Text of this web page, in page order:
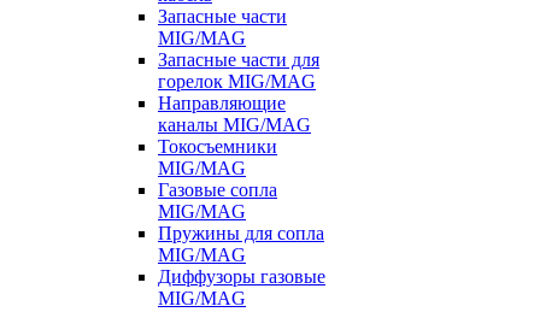
Запасные части
MIG/MAG
Запасные части для
горелок MIG/MAG
Направляющие
каналы MIG/MAG
Токосъемники
MIG/MAG
Газовые сопла
MIG/MAG
Пружины для сопла
MIG/MAG
Диффузоры газовые
MIG/MAG